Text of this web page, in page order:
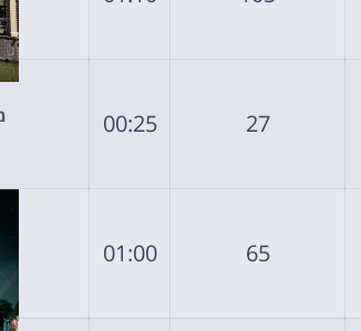
27
00:25
65
01:00